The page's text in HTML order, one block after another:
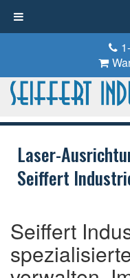
Laser-
Seiffert
Seiffert